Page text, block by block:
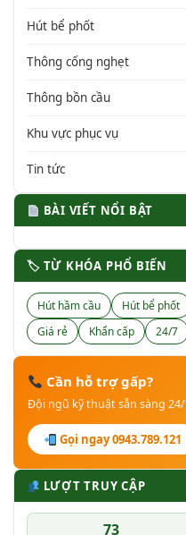
Hút bể phốt
Thông cống nghẹt
Thông bồn cầu
Khu vực phục vụ
Tin tức
BÀI VIẾT NỔI BẬT
🏷 TỪ KHÓA PHỔ BIẾN
Hút hầm cầu Hút bể phốt
Giá rẻ
Khẩn cấp 24/7
Cần hỗ trợ gấp?
Đội ngũ kỹ thuật sẵn sàng
Gọi ngay 0943.789.121
LƯỢT TRUY CẬP
73